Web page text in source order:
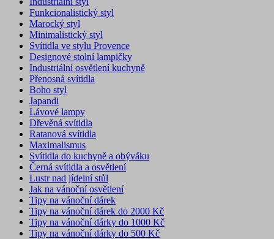
Funkcionalistický styl
Marocký styl
Minimalistický styl
Svítidla ve stylu Provence
Designové stolní lampičky
Industriální osvětlení kuchyně
Přenosná svítidla
Boho styl
Japandi
Lávové lampy
Dřevěná svítidla
Ratanová svítidla
Maximalismus
Svítidla do kuchyně a obýváku
Černá svítidla a osvětlení
Lustr nad jídelní stůl
Jak na vánoční osvětlení
Tipy na vánoční dárek
Tipy na vánoční dárek do 2000 Kč
Tipy na vánoční dárky do 1000 Kč
Tipy na vánoční dárky do 500 Kč